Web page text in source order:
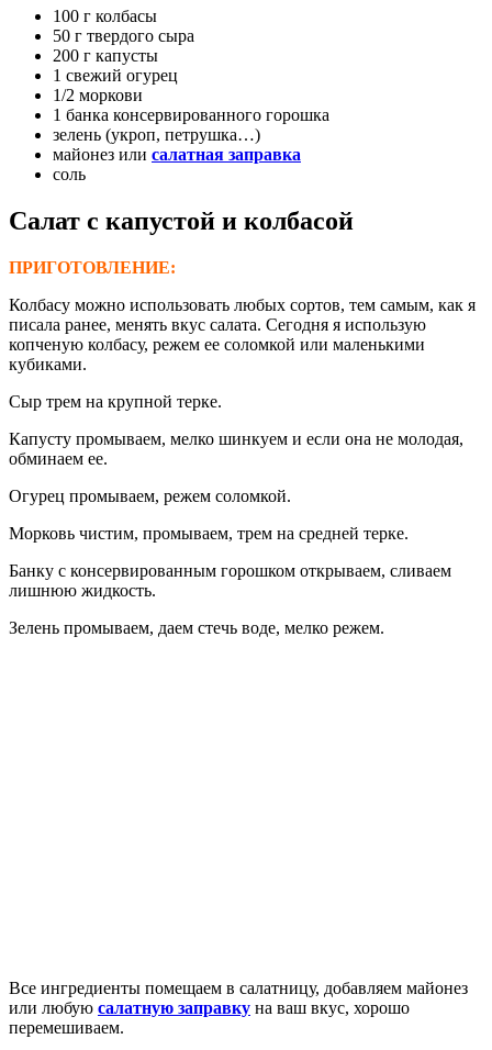
100 г колбасы
50 г твердого сыра
200 г капусты
1 свежий огурец
1/2 моркови
1 банка консервированного горошка
зелень (укроп, петрушка…)
майонез или салатная заправка
соль
Салат с капустой и колбасой
ПРИГОТОВЛЕНИЕ:
Колбасу можно использовать любых сортов, тем самым, как я
писала ранее, менять вкус салата. Сегодня я использую
копченую колбасу, режем ее соломкой или маленькими
кубиками.
Сыр трем на крупной терке.
Капусту промываем, мелко шинкуем и если она не молодая,
обминаем ее.
Огурец промываем, режем соломкой.
Морковь чистим, промываем, трем на средней терке.
Банку с консервированным горошком открываем, сливаем
лишнюю жидкость.
Зелень промываем, даем стечь воде, мелко режем.
Все ингредиенты помещаем в салатницу, добавляем майонез
или любую салатную заправку на ваш вкус, хорошо
перемешиваем.